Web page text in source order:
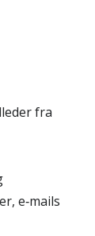
fra
e‑mails